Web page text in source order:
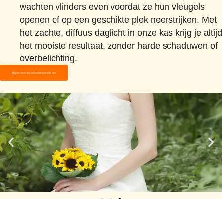
wachten vlinders even voordat ze hun vleugels
openen of op een geschikte plek neerstrijken. Met
het zachte, diffuus daglicht in onze kas krijg je altijd
het mooiste resultaat, zonder harde schaduwen of
overbelichting.
Voor meer tips of instellingen Klik hier